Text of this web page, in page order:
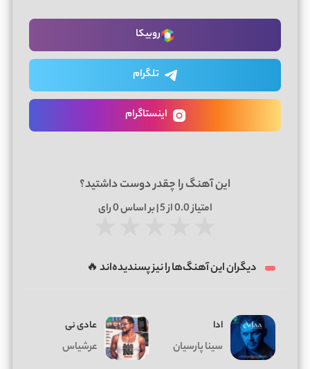
روبیکا
تلگرام
اینستاگرام
این آهنگ را چقدر دوست داشتید؟
امتیاز0.0از 5 | بر اساس 0رای
دیگران این آهنگ‌ها را نیز پسندیده‌اند 🔥
ادا
سینا پارسیان
عادی نی
عرشیاس